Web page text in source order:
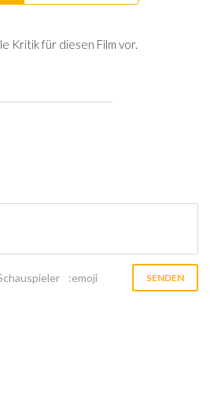
Kritik für diesen Film vor.
:emoji